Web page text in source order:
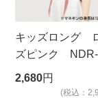
キッズロング
ズピンク
2,680円
(税込：